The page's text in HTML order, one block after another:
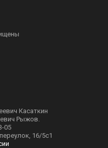
Касаткин
Рыжов.
05
16/5с1